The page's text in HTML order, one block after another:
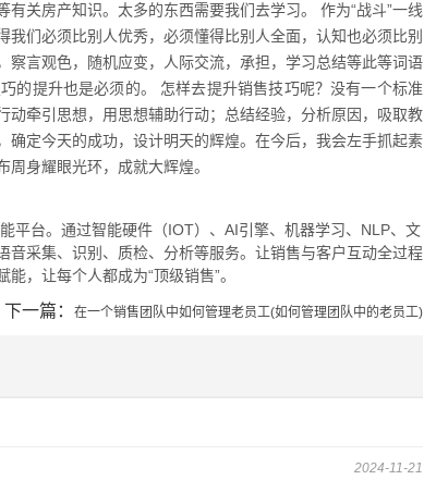
关房产知识。太多的东西需要我们去学习。 作为“战斗”一线
们必须比别人优秀，必须懂得比别人全面，认知也必须比别
言观色，随机应变，人际交流，承担，学习总结等此等词语
的提升也是必须的。 怎样去提升销售技巧呢？没有一个标准
牵引思想，用思想辅助行动；总结经验，分析原因，吸取教
确定今天的成功，设计明天的辉煌。在今后，我会左手抓起素
身耀眼光环，成就大辉煌。
平台。通过智能硬件（IOT）、AI引擎、机器学习、NLP、文
采集、识别、质检、分析等服务。让销售与客户互动全过程
，让每个人都成为“顶级销售”。
下一篇： 在一个销售团队中如何管理老员工(如何管理团队中的老员工)
2024-11-21